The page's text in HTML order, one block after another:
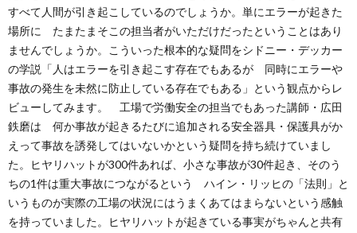
すべて人間が引き起こしているのでしょうか。単にエラーが起きた
場所に たまたまそこの担当者がいただけだったということはあり
ませんでしょうか。こういった根本的な疑問をシドニー・デッカー
の学説「人はエラーを引き起こす存在でもあるが 同時にエラーや
事故の発生を未然に防止している存在でもある」という観点からレ
ビューしてみます。 工場で労働安全の担当でもあった講師・広田
鉄磨は 何か事故が起きるたびに追加される安全器具・保護具がか
えって事故を誘発してはいないかという疑問を持ち続けていまし
た。ヒヤリハットが300件あれば、小さな事故が30件起き、そのう
ちの1件は重大事故につながるという ハイン・リッヒの「法則」と
いうものが実際の工場の状況にはうまくあてはまらないという感触
を持っていました。ヒヤリハットが起きている事実がちゃんと共有